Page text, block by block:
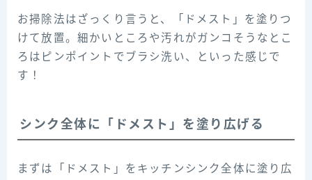
お掃除法はざっくり言うと、「ドメスト」を塗りつ
けて放置。細かいところや汚れがガンコそうなとこ
ろはピンポイントでブラシ洗い、といった感じで
す！
シンク全体に「ドメスト」を塗り広げる
まずは「ドメスト」をキッチンシンク全体に塗り広